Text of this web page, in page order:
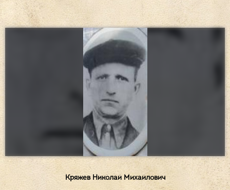
Кряжев Николай Михайлович